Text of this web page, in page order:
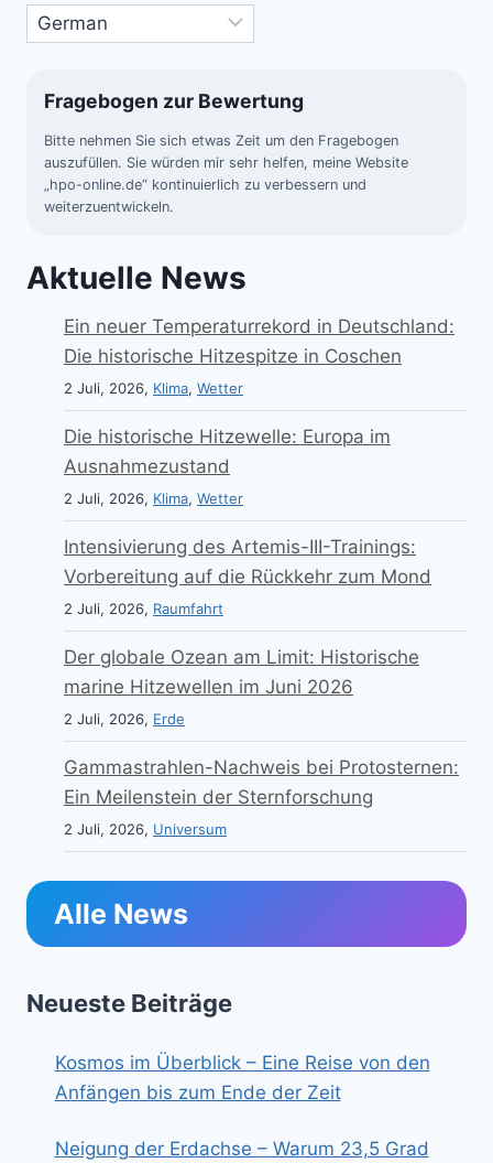
Fragebogen zur Bewertung
Bitte nehmen Sie sich etwas Zeit um den Fragebogen
auszufüllen. Sie würden mir sehr helfen, meine Website
„hpo-online.de“ kontinuierlich zu verbessern und
weiterzuentwickeln.
Aktuelle News
Ein neuer Temperaturrekord in Deutschland:
Die historische Hitzespitze in Coschen
2 Juli, 2026, Klima, Wetter
Die historische Hitzewelle: Europa im
Ausnahmezustand
2 Juli, 2026, Klima, Wetter
Intensivierung des Artemis-III-Trainings:
Vorbereitung auf die Rückkehr zum Mond
2 Juli, 2026, Raumfahrt
Der globale Ozean am Limit: Historische
marine Hitzewellen im Juni 2026
2 Juli, 2026, Erde
Gammastrahlen-Nachweis bei Protosternen:
Ein Meilenstein der Sternforschung
2 Juli, 2026, Universum
Alle News
Neueste Beiträge
Kosmos im Überblick – Eine Reise von den
Anfängen bis zum Ende der Zeit
Neigung der Erdachse – Warum 23,5 Grad